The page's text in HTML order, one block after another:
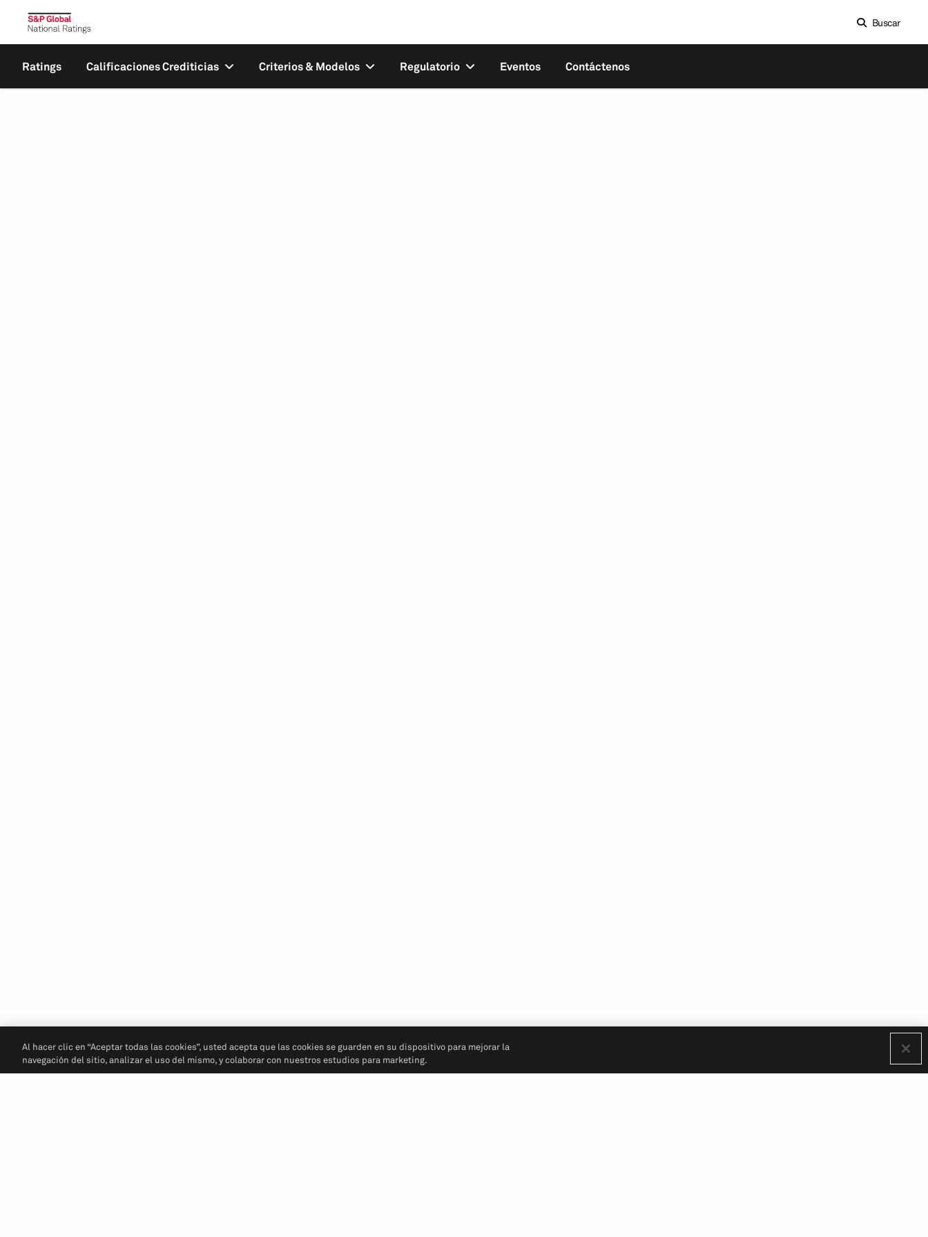
Buscar
Ratings Calificaciones Crediticias Criterios & Modelos Regulatorio Eventos Contáctenos
Al hacer clic en “Aceptar todas las cookies”, usted acepta que las cookies se guarden en su dispositivo para mejorar la
navegación del sitio, analizar el uso del mismo, y colaborar con nuestros estudios para marketing.